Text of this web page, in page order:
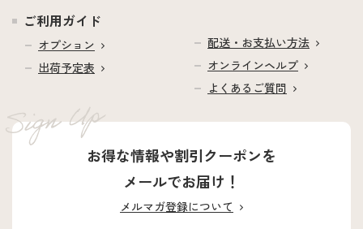
ご利用ガイド
オプション
出荷予定表
配送・お支払い方法
オンラインヘルプ
よくあるご質問
お得な情報や割引クーポンを
メールでお届け！
メルマガ登録について